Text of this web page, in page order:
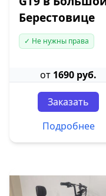
Берестовице
✓ Не нужны права
от 1690 руб.
Заказать
Подробнее